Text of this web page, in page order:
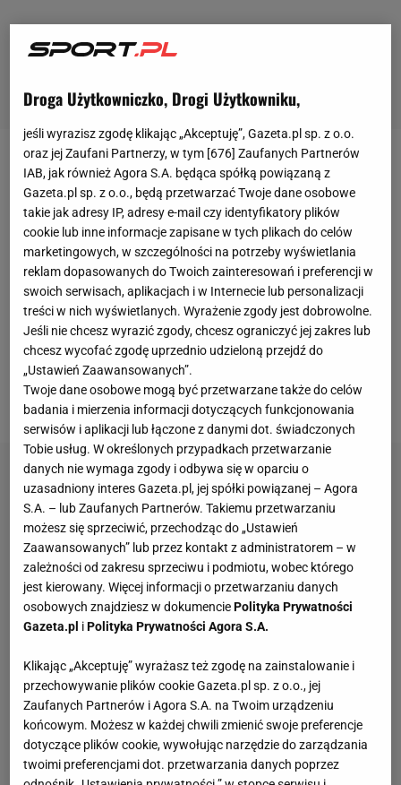
Każdy włoski klub, który zamierza w przyszłym
sezonie grać wSerie Amusi przedstawić władzom
ligiszereg dokumentów, w tym ten najważniejszy,
czyli "wskaźnik płynności" [to stosunek dostępnych
aktywów do zadłużenia krótkoterminowego].
Upraszczając, to wskaźnik świadczący o tym, że
klub jest zdrowy pod względem finansów. To
pierwsze zobowiązanie, o którym wspomniał prezes
federacji Gabriele Gravina w "wieloletnim programie
mającym na celu odbudowę włoskiejpiłki".
Droga Użytkowniczko, Drogi Użytkowniku,
jeśli wyrazisz zgodę klikając „Akceptuję”, Gazeta.pl sp. z o.o.
oraz jej Zaufani Partnerzy, w tym [676] Zaufanych Partnerów
IAB, jak również Agora S.A. będąca spółką powiązaną z
Gazeta.pl sp. z o.o., będą przetwarzać Twoje dane osobowe
takie jak adresy IP, adresy e-mail czy identyfikatory plików
cookie lub inne informacje zapisane w tych plikach do celów
marketingowych, w szczególności na potrzeby wyświetlania
reklam dopasowanych do Twoich zainteresowań i preferencji w
swoich serwisach, aplikacjach i w Internecie lub personalizacji
treści w nich wyświetlanych. Wyrażenie zgody jest dobrowolne.
Jeśli nie chcesz wyrazić zgody, chcesz ograniczyć jej zakres lub
chcesz wycofać zgodę uprzednio udzieloną przejdź do
„Ustawień Zaawansowanych”.
Twoje dane osobowe mogą być przetwarzane także do celów
badania i mierzenia informacji dotyczących funkcjonowania
serwisów i aplikacji lub łączone z danymi dot. świadczonych
Tobie usług. W określonych przypadkach przetwarzanie
danych nie wymaga zgody i odbywa się w oparciu o
uzasadniony interes Gazeta.pl, jej spółki powiązanej – Agora
S.A. – lub Zaufanych Partnerów. Takiemu przetwarzaniu
możesz się sprzeciwić, przechodząc do „Ustawień
Zaawansowanych” lub przez kontakt z administratorem – w
zależności od zakresu sprzeciwu i podmiotu, wobec którego
jest kierowany. Więcej informacji o przetwarzaniu danych
osobowych znajdziesz w dokumenciePolityka Prywatności
Gazeta.pl iPolityka Prywatności Agora S.A.
Klikając „Akceptuję” wyrażasz też zgodę na zainstalowanie i
przechowywanie plików cookie Gazeta.pl sp. z o.o., jej
Zaufanych Partnerów i Agora S.A. na Twoim urządzeniu
końcowym. Możesz w każdej chwili zmienić swoje preferencje
dotyczące plików cookie, wywołując narzędzie do zarządzania
twoimi preferencjami dot. przetwarzania danych poprzez